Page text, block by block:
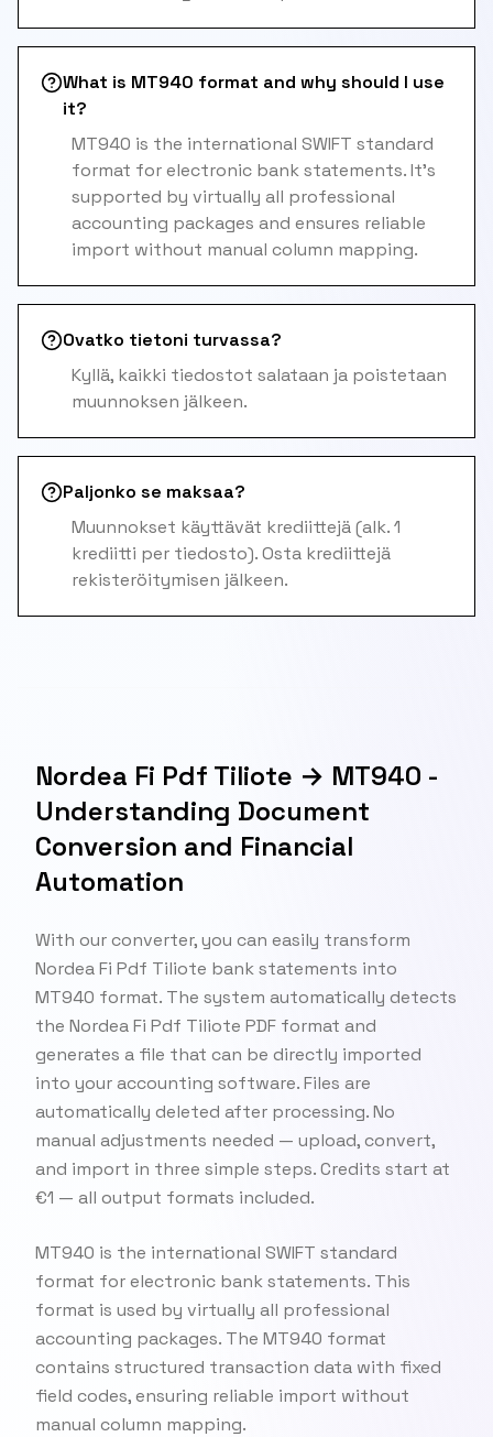
What is MT940 format and why should I use
it?
MT940 is the international SWIFT standard
format for electronic bank statements. It's
supported by virtually all professional
accounting packages and ensures reliable
import without manual column mapping.
Ovatko tietoni turvassa?
Kyllä, kaikki tiedostot salataan ja poistetaan
muunnoksen jälkeen.
Paljonko se maksaa?
Muunnokset käyttävät krediittejä (alk. 1
krediitti per tiedosto). Osta krediittejä
rekisteröitymisen jälkeen.
Nordea Fi Pdf Tiliote → MT940 -
Understanding Document
Conversion and Financial
Automation
With our converter, you can easily transform
Nordea Fi Pdf Tiliote bank statements into
MT940 format. The system automatically detects
the Nordea Fi Pdf Tiliote PDF format and
generates a file that can be directly imported
into your accounting software. Files are
automatically deleted after processing. No
manual adjustments needed — upload, convert,
and import in three simple steps. Credits start at
€1 — all output formats included.
MT940 is the international SWIFT standard
format for electronic bank statements. This
format is used by virtually all professional
accounting packages. The MT940 format
contains structured transaction data with fixed
field codes, ensuring reliable import without
manual column mapping.